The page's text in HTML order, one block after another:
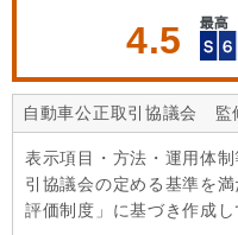
4.5
自動車公正取引協議会 監
表示項目・方法・運用体
引協議会の定める基準を
評価制度」に基づき作成し